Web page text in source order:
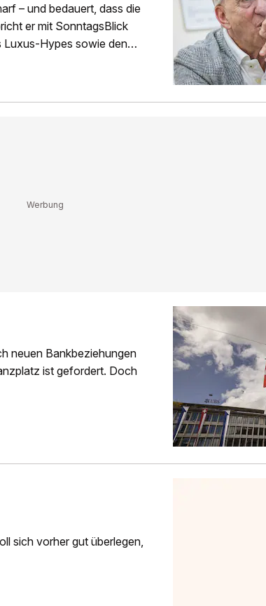
– und bedauert, dass die
er mit SonntagsBlick
Luxus-Hypes sowie den
neuen Bankbeziehungen
ist gefordert. Doch
sich vorher gut überlegen,